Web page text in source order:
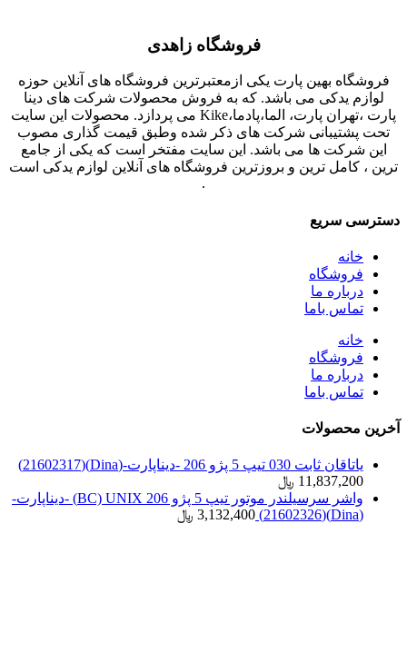
فروشگاه زاهدی
فروشگاه بهین پارت یکی ازمعتبرترین فروشگاه های آنلاین حوزه
لوازم یدکی می باشد. که به فروش محصولات شرکت های دینا
پارت ،تهران پارت، الما،پادما،Kike می پردازد. محصولات این سایت
تحت پشتیبانی شرکت های ذکر شده وطبق قیمت گذاری مصوب
این شرکت ها می باشد. این سایت مفتخر است که یکی از جامع
ترین ، کامل ترین و بروزترین فروشگاه های آنلاین لوازم یدکی است
.
دسترسی سریع
خانه
فروشگاه
درباره ما
تماس باما
خانه
فروشگاه
درباره ما
تماس باما
آخرین محصولات
یاتاقان ثابت 030 تیپ 5 پژو 206 -دیناپارت-(Dina)(21602317)
11,837,200 ﷼
واشر سرسیلندر موتور تیپ 5 پژو 206 BC) UNIX) -دیناپارت-
(Dina)(21602326)
3,132,400 ﷼